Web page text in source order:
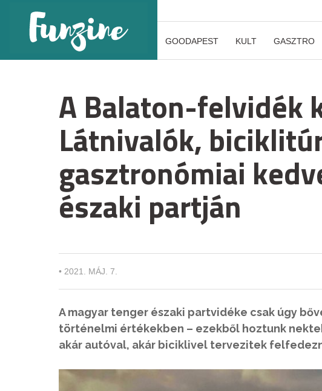
GOODAPEST KULT GASZTRO
A Balaton-felvidék
Látnivalók,
gasztronómiai
északi partján
• 2021. MÁJ. 7.
A magyar tenger északi partvidéke csak úgy
történelmi értékekben – ezekből hoztunk
akár autóval, akár biciklivel tervezitek